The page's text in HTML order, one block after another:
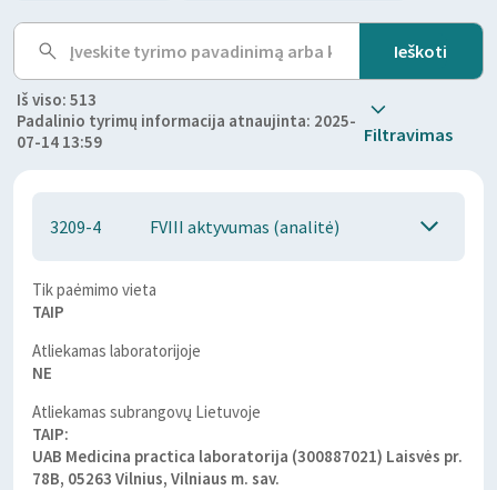
Iš viso: 513
Padalinio tyrimų informacija atnaujinta: 2025-
07-14 13:59
Filtravimas
3209-4 FVIII aktyvumas (analitė)
Tik paėmimo vieta
TAIP
Atliekamas laboratorijoje
NE
Atliekamas subrangovų Lietuvoje
TAIP:
UAB Medicina practica laboratorija (300887021) Laisvės pr.
78B, 05263 Vilnius, Vilniaus m. sav.